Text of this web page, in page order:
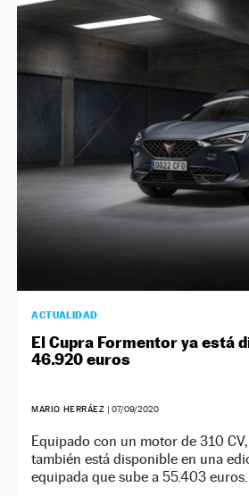
ACTUALIDAD
El Cupra Formentor ya está
46.920 euros
MARIO HERRÁEZ |07/09/2020
Equipado con un motor de 310
también está disponible en una
equipada que sube a 55.403 euros.